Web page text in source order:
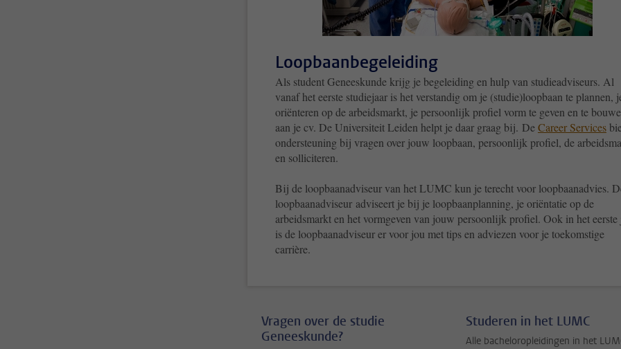
Loopbaanbegeleiding
Als student Geneeskunde krijg je begeleiding en hulp van studieadviseurs. Al
vanaf het eerste studiejaar is het verstandig om je (studie)loopbaan te plannen,
oriënteren op de arbeidsmarkt, je persoonlijk profiel vorm te geven en te
aan je cv. De Universiteit Leiden helpt je daar graag bij. DeCareer Services
ondersteuning bij vragen over jouw loopbaan, persoonlijk profiel, de
en solliciteren.
Bij de loopbaanadviseur van het LUMC kun je terecht voor loopbaanadvies.
loopbaanadviseur adviseert je bij je loopbaanplanning, je oriëntatie op de
arbeidsmarkt en het vormgeven van jouw persoonlijk profiel. Ook in het eerste
is de loopbaanadviseur er voor jou met tips en adviezen voor je toekomstige
carrière.
Vragen over de studie
Geneeskunde?
Studeren in het LUMC
Alle bacheloropleidingen in het